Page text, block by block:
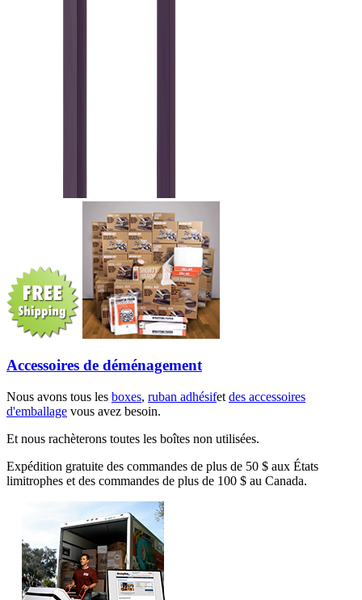
Accessoires de déménagement
Nous avons tous les boxes, ruban adhésifet des accessoires
d'emballage vous avez besoin.
Et nous rachèterons toutes les boîtes non utilisées.
Expédition gratuite des commandes de plus de 50 $ aux États
limitrophes et des commandes de plus de 100 $ au Canada.